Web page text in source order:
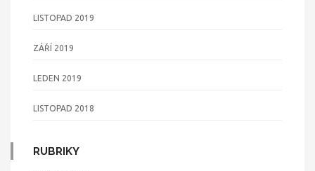
LISTOPAD 2019
ZÁŘÍ 2019
LEDEN 2019
LISTOPAD 2018
RUBRIKY